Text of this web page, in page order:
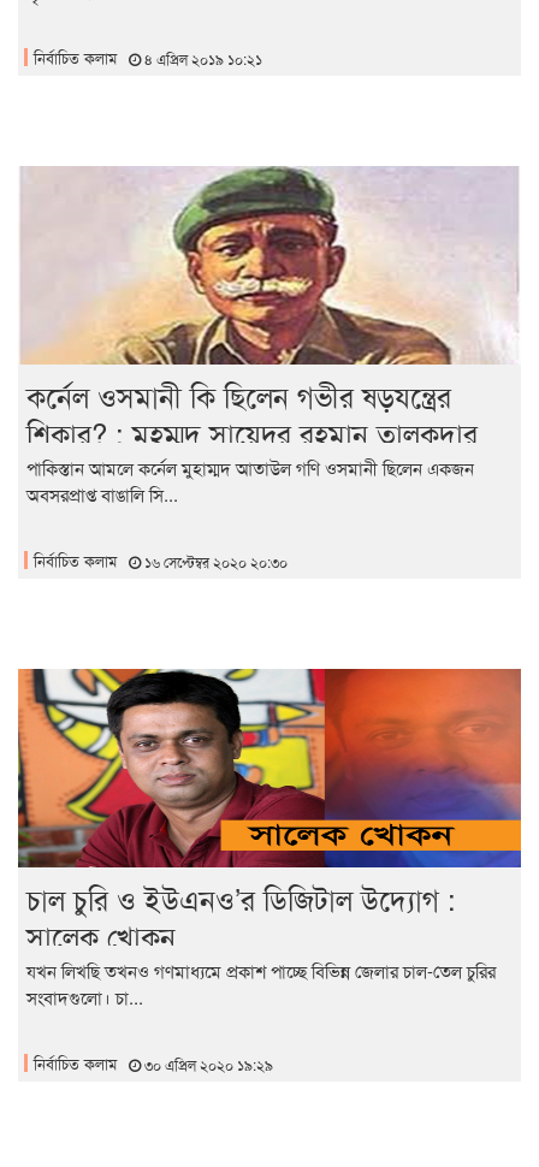
নির্বাচিত কলাম ৪ এপ্রিল ২০১৯ ১০:২১
কর্নেল ওসমানী কি ছিলেন গভীর ষড়যন্ত্রের
শিকার? : মুহম্মদ সায়েদুর রহমান তালুকদার
পাকিস্তান আমলে কর্নেল মুহাম্মদ আতাউল গণি ওসমানী ছিলেন একজন
অবসরপ্রাপ্ত বাঙালি সি...
নির্বাচিত কলাম ১৬ সেপ্টেম্বর ২০২০ ২০:৩০
চাল চুরি ও ইউএনও’র ডিজিটাল উদ্যোগ :
সালেক খোকন
যখন লিখছি তখনও গণমাধ্যমে প্রকাশ পাচ্ছে বিভিন্ন জেলার চাল-তেল চুরির
সংবাদগুলো। চা...
নির্বাচিত কলাম ৩০ এপ্রিল ২০২০ ১৯:২৯